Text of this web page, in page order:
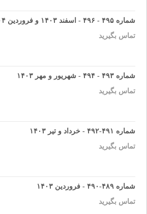
شماره ۴۹۵ - ۴۹۶ - اسفند ۱۴۰۳ و فروردین ۱۴۰۴
تماس بگیرید
شماره ۴۹۳ - ۴۹۴ - شهریور و مهر ۱۴۰۳
تماس بگیرید
شماره ۴۹۱-۴۹۲ - خرداد و تیر ۱۴۰۳
تماس بگیرید
شماره ۴۸۹-۴۹۰ - فروردین ۱۴۰۳
تماس بگیرید